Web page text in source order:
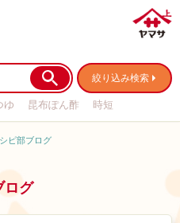
絞り込み検索
ゆ 昆布ぽん酢
時短
ピ部ブログ
ログ